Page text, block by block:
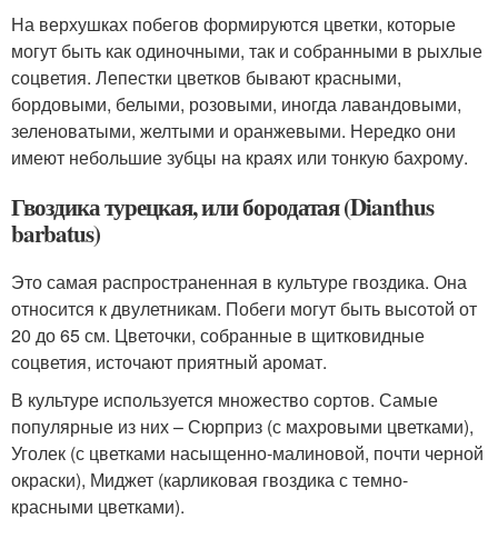
На верхушках побегов формируются цветки, которые
могут быть как одиночными, так и собранными в рыхлые
соцветия. Лепестки цветков бывают красными,
бордовыми, белыми, розовыми, иногда лавандовыми,
зеленоватыми, желтыми и оранжевыми. Нередко они
имеют небольшие зубцы на краях или тонкую бахрому.
Гвоздика турецкая, или бородатая (Dianthus
barbatus)
Это самая распространенная в культуре гвоздика. Она
относится к двулетникам. Побеги могут быть высотой от
20 до 65 см. Цветочки, собранные в щитковидные
соцветия, источают приятный аромат.
В культуре используется множество сортов. Самые
популярные из них – Сюрприз (с махровыми цветками),
Уголек (с цветками насыщенно-малиновой, почти черной
окраски), Миджет (карликовая гвоздика с темно-
красными цветками).